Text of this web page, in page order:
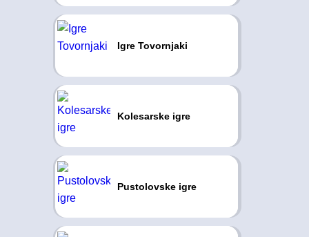
Igre Tovornjaki
Kolesarske igre
Pustolovske igre